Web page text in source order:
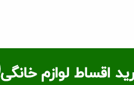
اقساط لوازم خانگی